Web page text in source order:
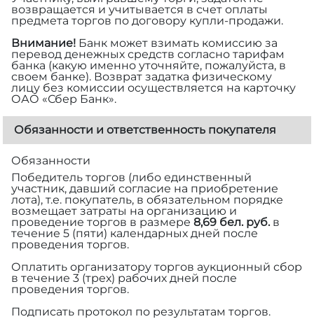
возвращается и учитывается в счет оплаты
предмета торгов по договору купли-продажи.
Внимание! Банк может взимать комиссию за
перевод денежных средств согласно тарифам
банка (какую именно уточняйте, пожалуйста, в
своем банке). Возврат задатка физическому
лицу без комиссии осуществляется на карточку
ОАО «Сбер Банк».
Обязанности и ответственность покупателя
Обязанности
Победитель торгов (либо единственный
участник, давший согласие на приобретение
лота), т.е. покупатель, в обязательном порядке
возмещает затраты на организацию и
проведение торгов в размере 8,69 бел. руб.в
течение 5 (пяти) календарных дней после
проведения торгов.
Оплатить организатору торгов аукционный сбор
в течение 3 (трех) рабочих дней после
проведения торгов.
Подписать протокол по результатам торгов.